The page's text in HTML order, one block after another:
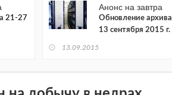
21-27
Анонс на завтра
Обновление архива
13 сентября 2015 г.
13.09.2015